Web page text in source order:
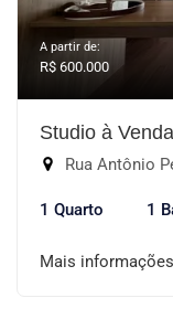
A partir de:
R$ 600.000
Studio à
Rua Antônio
1 Quarto 1
Mais informações